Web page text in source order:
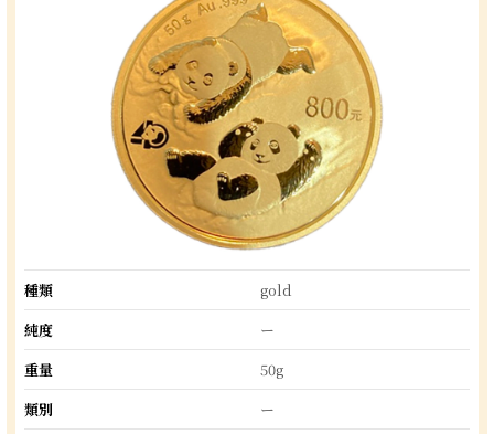
種類
gold
純度
ー
重量
50g
類別
ー